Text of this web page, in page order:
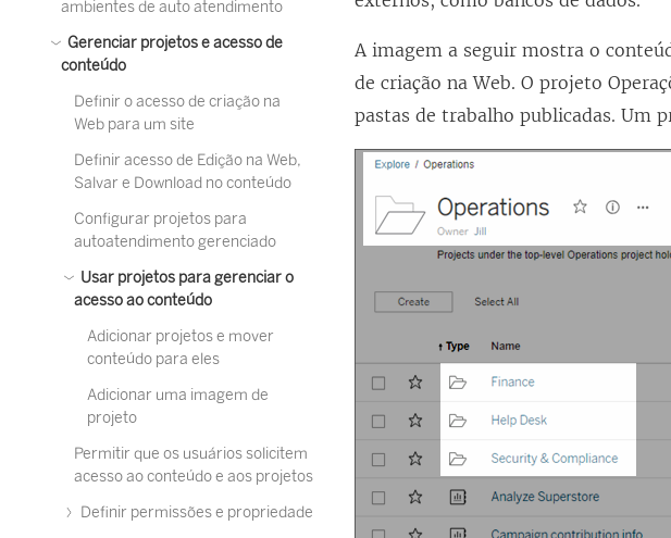
ambientes de auto atendimento
Gerenciar projetos e acesso de
conteúdo
Definir o acesso de criação na
Web para um site
Definir acesso de Edição na Web,
Salvar e Download no conteúdo
Configurar projetos para
autoatendimento gerenciado
Usar projetos para gerenciar o
acesso ao conteúdo
Adicionar projetos e mover
conteúdo para eles
Adicionar uma imagem de
projeto
Permitir que os usuários solicitem
acesso ao conteúdo e aos projetos
Definir permissões e propriedade
A imagem a seguir mostra o
de criação na Web. O projeto
pastas de trabalho publicadas. Um